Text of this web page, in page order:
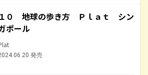
１０ 地球の歩き方 Ｐｌａｔ シン
ポール
発売